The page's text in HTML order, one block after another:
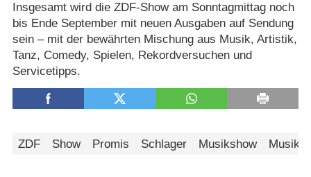
Insgesamt wird die ZDF-Show am Sonntagmittag noch
bis Ende September mit neuen Ausgaben auf Sendung
sein – mit der bewährten Mischung aus Musik, Artistik,
Tanz, Comedy, Spielen, Rekordversuchen und
Servicetipps.
ZDF Show Promis Schlager Musikshow Musik